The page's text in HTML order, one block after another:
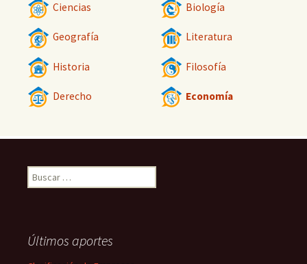
Ciencias Biología
Geografía Literatura
Historia Filosofía
Derecho Economía
Buscar:
Últimos aportes